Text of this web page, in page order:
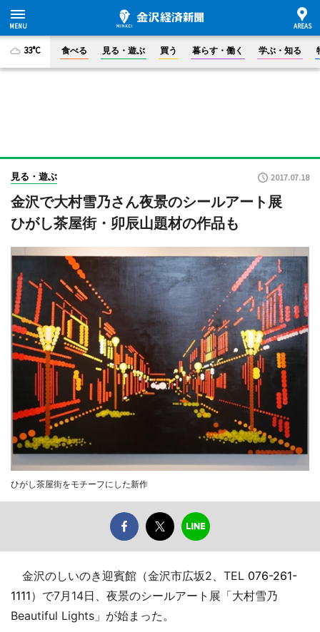
33°C 食べる 見る・遊ぶ 買う 暮らす・働く 学ぶ・知る
見る・遊ぶ 2017.07.18
金沢で大村雪乃さん夜景のシールアート展
ひがし茶屋街・卯辰山題材の作品も
ひがし茶屋街をモチーフにした新作
金沢のしいのき迎賓館（金沢市広坂2、TEL 076-261-
1111）で7月14日、夜景のシールアート展「大村雪乃
Beautiful Lights」が始まった。